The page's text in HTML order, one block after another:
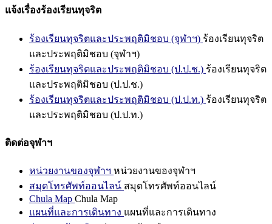
แจ้งเรื่องร้องเรียนทุจริต
ร้องเรียนทุจริตและประพฤติมิชอบ (จุฬาฯ) ร้องเรียนทุจริต
และประพฤติมิชอบ (จุฬาฯ)
ร้องเรียนทุจริตและประพฤติมิชอบ (ป.ป.ช.) ร้องเรียนทุจริต
และประพฤติมิชอบ (ป.ป.ช.)
ร้องเรียนทุจริตและประพฤติมิชอบ (ป.ป.ท.) ร้องเรียนทุจริต
และประพฤติมิชอบ (ป.ป.ท.)
ติดต่อจุฬาฯ
หน่วยงานของจุฬาฯ หน่วยงานของจุฬาฯ
สมุดโทรศัพท์ออนไลน์ สมุดโทรศัพท์ออนไลน์
Chula Map Chula Map
แผนที่และการเดินทาง แผนที่และการเดินทาง